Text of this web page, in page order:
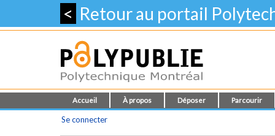
< Retour au portail
Accueil À propos Déposer Parcourir
Se connecter